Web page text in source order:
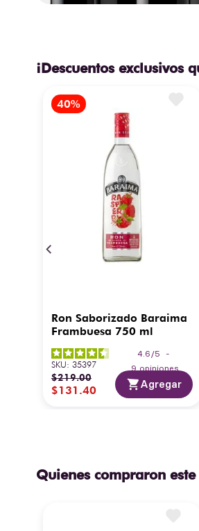
¡Descuentos exclusivos
Ron Saborizado Baraima
Frambuesa 750 ml
4.6 /5
-
9 opiniones
SKU: 35397
$219.00
$131 .40 Agregar
Quienes compraron